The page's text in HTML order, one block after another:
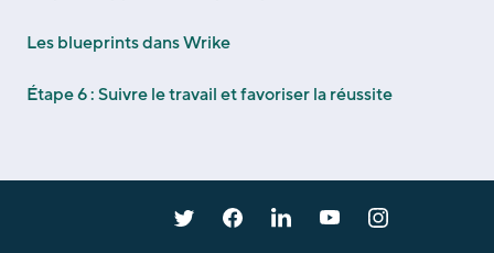
Les blueprints dans Wrike
Étape 6 : Suivre le travail et favoriser la réussite